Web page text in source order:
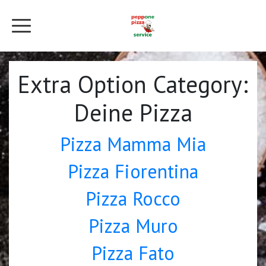
Extra Option Category:
Deine Pizza
Pizza Mamma Mia
Pizza Fiorentina
Pizza Rocco
Pizza Muro
Pizza Fato